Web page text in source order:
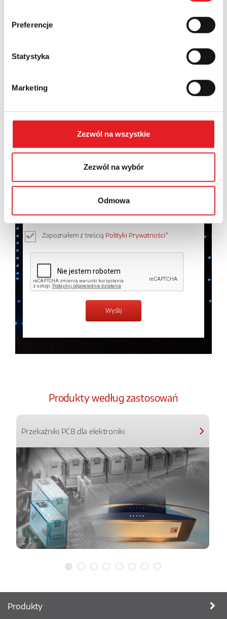
Preferencje
Statystyka
Marketing
Zezwól na wszystkie
Zezwól na wybór
Odmowa
Numer telefonu:
Wyrażam zgodę na przetwarzanie moich danych
temat przetwarzania danych osobowych w
prywatności.*
Zapoznałem z treścią Polityki Prywatności*
Produkty według zastosowań
Przekaźniki PCB dla elektroniki
Produkty